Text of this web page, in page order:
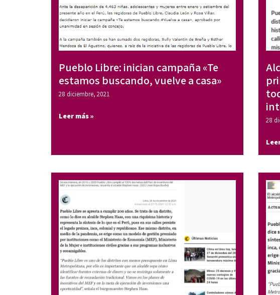
Pueblo Libre: inician campaña «Te
estamos buscando, vuelve a casa»
28 diciembre, 2021
Leer más » 28